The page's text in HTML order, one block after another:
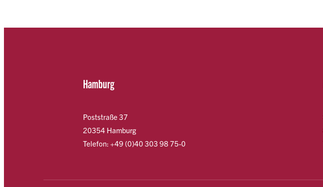
Hamburg
Poststraße 37
20354 Hamburg
Telefon: +49 (0)40 303 98 75-0